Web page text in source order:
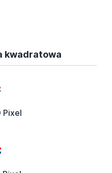
kwadratowa
Pixel